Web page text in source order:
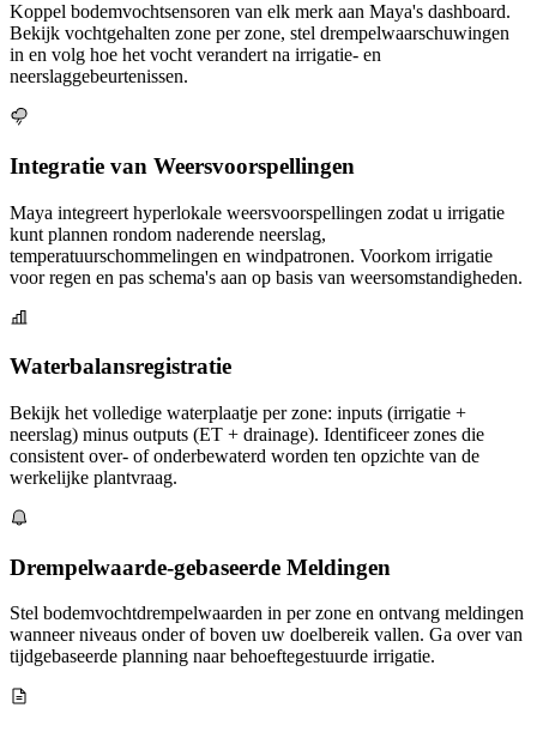
Koppel bodemvochtsensoren van elk merk aan Maya's dashboard.
Bekijk vochtgehalten zone per zone, stel drempelwaarschuwingen
in en volg hoe het vocht verandert na irrigatie- en
neerslaggebeurtenissen.
Integratie van Weersvoorspellingen
Maya integreert hyperlokale weersvoorspellingen zodat u irrigatie
kunt plannen rondom naderende neerslag,
temperatuurschommelingen en windpatronen. Voorkom irrigatie
voor regen en pas schema's aan op basis van weersomstandigheden.
Waterbalansregistratie
Bekijk het volledige waterplaatje per zone: inputs (irrigatie +
neerslag) minus outputs (ET + drainage). Identificeer zones die
consistent over- of onderbewaterd worden ten opzichte van de
werkelijke plantvraag.
Drempelwaarde-gebaseerde Meldingen
Stel bodemvochtdrempelwaarden in per zone en ontvang meldingen
wanneer niveaus onder of boven uw doelbereik vallen. Ga over van
tijdgebaseerde planning naar behoeftegestuurde irrigatie.